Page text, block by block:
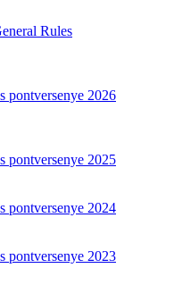
Rules
pontversenye 2026
pontversenye 2025
pontversenye 2024
pontversenye 2023